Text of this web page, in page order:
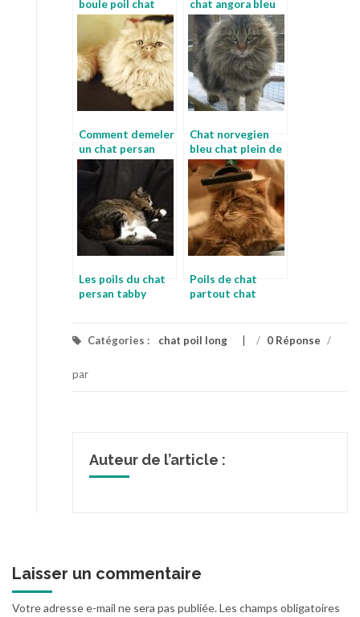
boule poil chat
chat angora bleu
Comment demeler
un chat persan
chat pedigree
Chat norvegien
bleu chat plein de
poil
Les poils du chat
persan tabby
Poils de chat
partout chat
Catégories : chat poil long / 0 Réponse /
par
Auteur de l’article :
Laisser un commentaire
Votre adresse e-mail ne sera pas publiée.Les champs obligatoires